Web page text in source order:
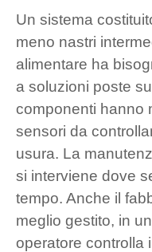
Un sistema
meno nastri
alimentare ha
a soluzioni poste
componenti hanno
sensori da
usura. La
si interviene dove
tempo. Anche il
meglio gestito, in
operatore controlla